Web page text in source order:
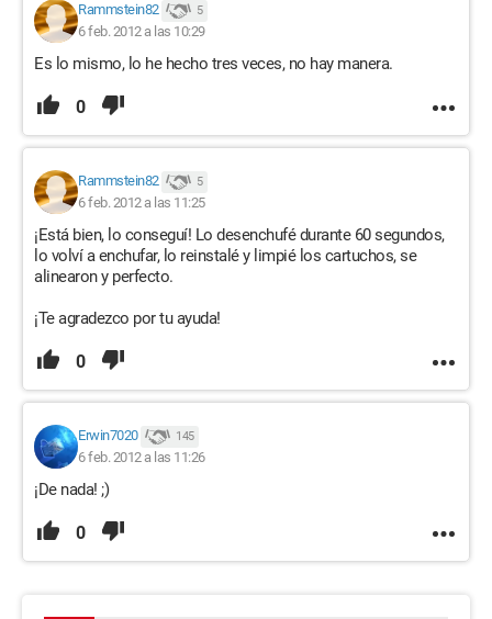
Rammstein82 5
6 feb. 2012 a las 10:29
Es lo mismo, lo he hecho tres veces, no hay manera.
0
Rammstein82 5
6 feb. 2012 a las 11:25
¡Está bien, lo conseguí! Lo desenchufé durante 60 segundos,
lo volví a enchufar, lo reinstalé y limpié los cartuchos, se
alinearon y perfecto.
¡Te agradezco por tu ayuda!
0
Erwin7020 145
6 feb. 2012 a las 11:26
¡De nada! ;)
0